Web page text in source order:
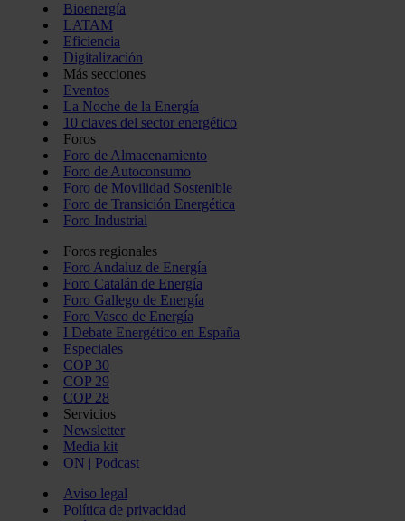
Bioenergía
LATAM
Eficiencia
Digitalización
Más secciones
Eventos
La Noche de la Energía
10 claves del sector energético
Foros
Foro de Almacenamiento
Foro de Autoconsumo
Foro de Movilidad Sostenible
Foro de Transición Energética
Foro Industrial
Foros regionales
Foro Andaluz de Energía
Foro Catalán de Energía
Foro Gallego de Energía
Foro Vasco de Energía
I Debate Energético en España
Especiales
COP 30
COP 29
COP 28
Servicios
Newsletter
Media kit
ON | Podcast
Aviso legal
Política de privacidad